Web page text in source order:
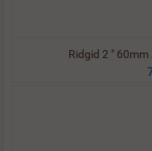
Ridgid 2 "